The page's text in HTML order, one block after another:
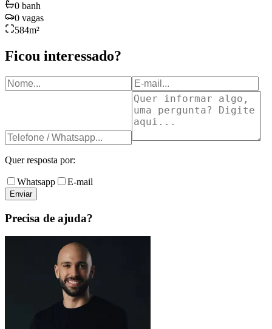
0 banh
0 vagas
584m²
Ficou interessado?
Quer resposta por:
Whatsapp E-mail
Enviar
Precisa de ajuda?